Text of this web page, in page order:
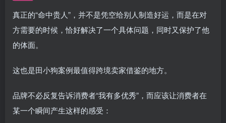
真正的“命中贵人”，并不是凭空给别人制造好运，而是在对
方需要的时候，恰好解决了一个具体问题，同时又保护了他
的体面。
这也是田小狗案例最值得跨境卖家借鉴的地方。
品牌不必反复告诉消费者“我有多优秀”，而应该让消费者在
某一个瞬间产生这样的感受：